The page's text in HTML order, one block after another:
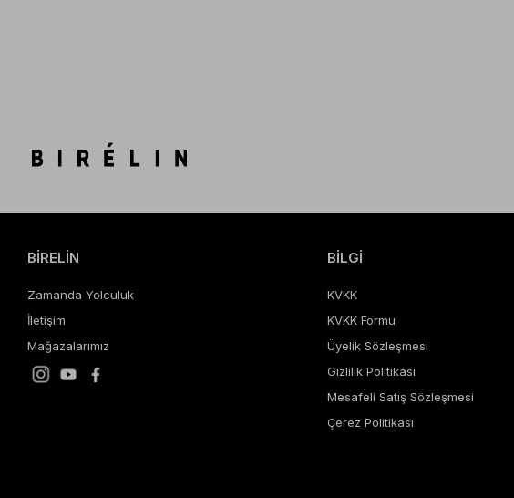
BİRELİN
Zamanda Yolculuk
İletişim
Mağazalarımız
BİLGİ
KVKK
KVKK Formu
Üyelik Sözleşmesi
Gizlilik Politikası
Mesafeli Satış Sözleşmesi
Çerez Politikası